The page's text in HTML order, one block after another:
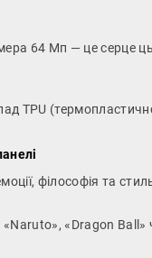
64 Мп — це серце
TPU
філософія та
«Dragon Ball»